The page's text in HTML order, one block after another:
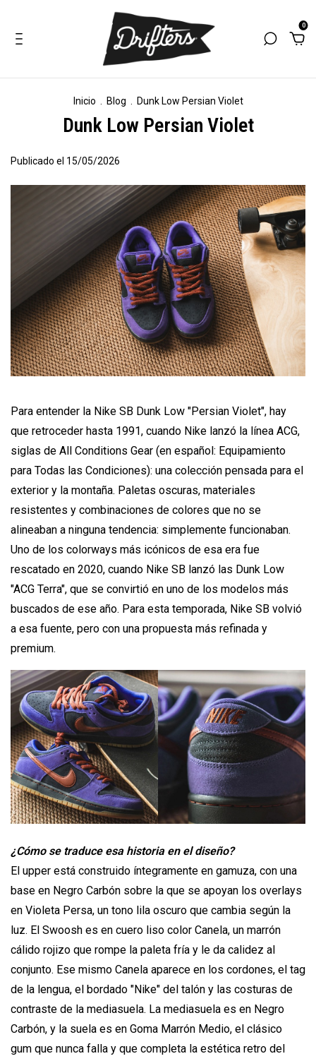
0
Inicio Blog Dunk Low Persian Violet
Dunk Low Persian Violet
Publicado el 15/05/2026
Para entender la Nike SB Dunk Low "Persian Violet", hay
que retroceder hasta 1991, cuando Nike lanzó la línea ACG,
siglas de All Conditions Gear (en español: Equipamiento
para Todas las Condiciones): una colección pensada para el
exterior y la montaña. Paletas oscuras, materiales
resistentes y combinaciones de colores que no se
alineaban a ninguna tendencia: simplemente funcionaban.
Uno de los colorways más icónicos de esa era fue
rescatado en 2020, cuando Nike SB lanzó las Dunk Low
"ACG Terra", que se convirtió en uno de los modelos más
buscados de ese año. Para esta temporada, Nike SB volvió
a esa fuente, pero con una propuesta más refinada y
premium.
¿Cómo se traduce esa historia en el diseño?
El upper está construido íntegramente en gamuza, con una
base en Negro Carbón sobre la que se apoyan los overlays
en Violeta Persa, un tono lila oscuro que cambia según la
luz. El Swoosh es en cuero liso color Canela, un marrón
cálido rojizo que rompe la paleta fría y le da calidez al
conjunto. Ese mismo Canela aparece en los cordones, el tag
de la lengua, el bordado "Nike" del talón y las costuras de
contraste de la mediasuela. La mediasuela es en Negro
Carbón, y la suela es en Goma Marrón Medio, el clásico
gum que nunca falla y que completa la estética retro del